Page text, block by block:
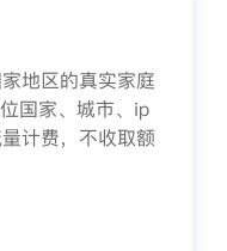
地区的真实家庭
国家、城市、ip
计费，不收取额